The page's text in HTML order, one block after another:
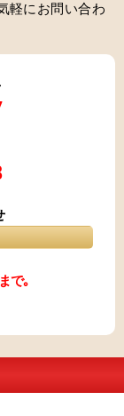
軽にお問い合わ
で｡